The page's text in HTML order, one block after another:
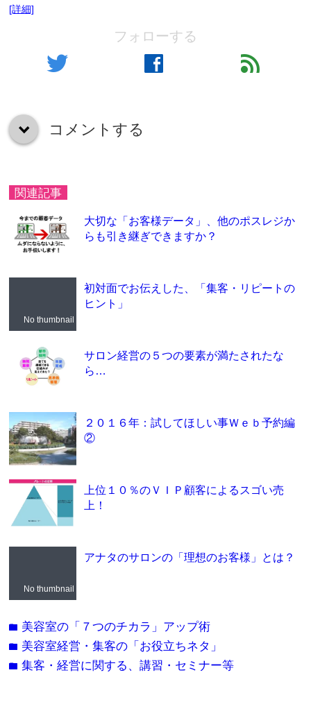
[詳細]
フォローする
twitter facebook feed
down コメントする
関連記事
大切な「お客様データ」、他のポスレジか
らも引き継ぎできますか？
No thumbnail
初対面でお伝えした、「集客・リピートの
ヒント」
サロン経営の５つの要素が満たされたな
ら…
２０１６年：試してほしい事Ｗｅｂ予約編
②
上位１０％のＶＩＰ顧客によるスゴい売
上！
No thumbnail
アナタのサロンの「理想のお客様」とは？
folder 美容室の「７つのチカラ」アップ術
folder 美容室経営・集客の「お役立ちネタ」
folder集客・経営に関する、講習・セミナー等